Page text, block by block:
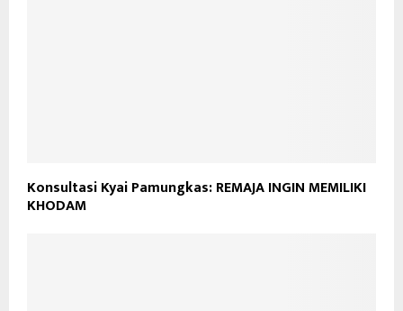
Konsultasi Kyai Pamungkas: REMAJA INGIN MEMILIKI
KHODAM